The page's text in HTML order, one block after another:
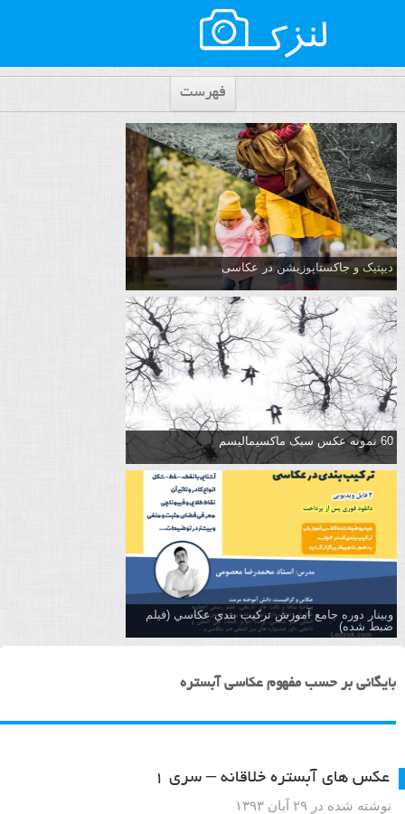
فهرست
دیپتیک و جاکستا‌پوزیشن در عکاسی
60 نمونه عکس سبک ماکسیمالیسم
وبینار دوره جامع آموزش تركيب بندي عكاسي (فیلم
ضبط شده)
بایگانی بر حسب مفهوم عکاسی آبستره
عکس های آبستره خلاقانه – سری ۱
نوشته شده در ۲۹ آبان ۱۳۹۳